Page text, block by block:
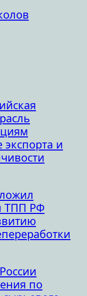
экспорта и
ТПП РФ
по